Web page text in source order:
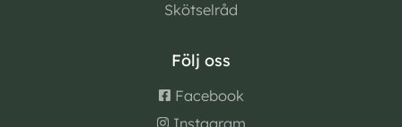
Skötselråd
Följ oss
Facebook
Instagram